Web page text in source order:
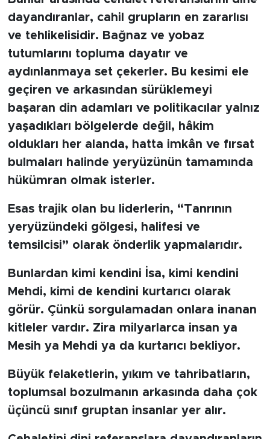
dayandıranlar, cahil grupların en zararlısı
ve tehlikelisidir. Bağnaz ve yobaz
tutumlarını topluma dayatır ve
aydınlanmaya set çekerler. Bu kesimi ele
geçiren ve arkasından sürüklemeyi
başaran din adamları ve politikacılar yalnız
yaşadıkları bölgelerde değil, hâkim
oldukları her alanda, hatta imkân ve fırsat
bulmaları halinde yeryüzünün tamamında
hükümran olmak isterler.
Esas trajik olan bu liderlerin, “Tanrının
yeryüzündeki gölgesi, halifesi ve
temsilcisi” olarak önderlik yapmalarıdır.
Bunlardan kimi kendini İsa, kimi kendini
Mehdi, kimi de kendini kurtarıcı olarak
görür. Çünkü sorgulamadan onlara inanan
kitleler vardır. Zira milyarlarca insan ya
Mesih ya Mehdi ya da kurtarıcı bekliyor.
Büyük felaketlerin, yıkım ve tahribatların,
toplumsal bozulmanın arkasında daha çok
üçüncü sınıf gruptan insanlar yer alır.